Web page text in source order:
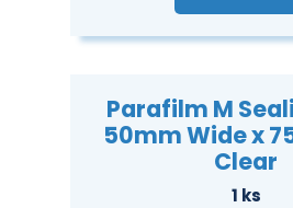
Parafilm M
50mm Wide x
Clear
1 ks